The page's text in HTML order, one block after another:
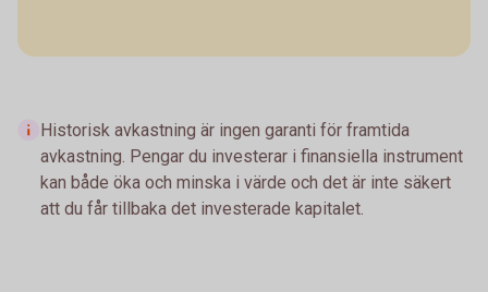
Historisk avkastning är ingen garanti för framtida
avkastning. Pengar du investerar i finansiella instrument
kan både öka och minska i värde och det är inte säkert
att du får tillbaka det investerade kapitalet.